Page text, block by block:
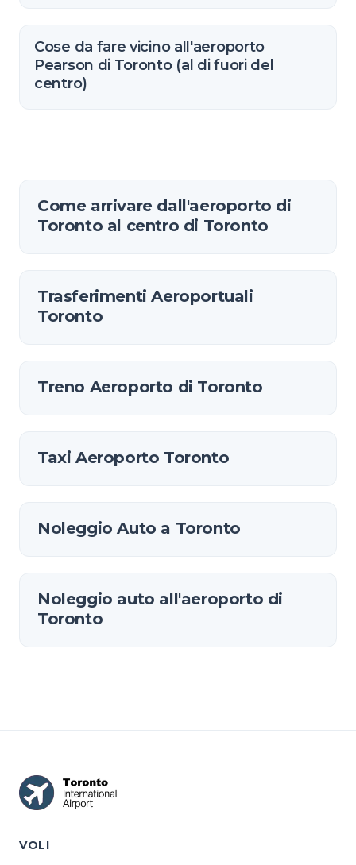
Cose da fare vicino all'aeroporto
Pearson di Toronto (al di fuori del
centro)
Come arrivare dall'aeroporto di
Toronto al centro di Toronto
Trasferimenti Aeroportuali
Toronto
Treno Aeroporto di Toronto
Taxi Aeroporto Toronto
Noleggio Auto a Toronto
Noleggio auto all'aeroporto di
Toronto
VOLI